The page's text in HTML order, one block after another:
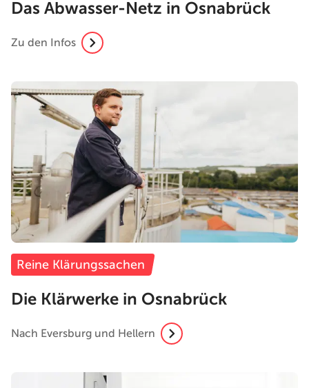
Das Abwasser-Netz in Osnabrück
Zu den Infos
Reine Klärungssachen
Die Klärwerke in Osnabrück
Nach Eversburg und Hellern